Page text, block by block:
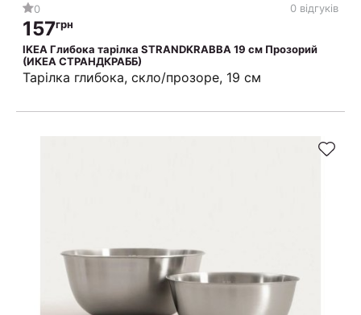
0 0 відгуків
157грн
IKEA Глибока тарілка STRANDKRABBA 19 см Прозорий
(ИКЕА СТРАНДКРАББ)
Тарілка глибока, скло/прозоре, 19 см